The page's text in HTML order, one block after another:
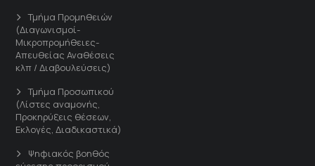
Τμήμα Προμηθειών
(Διαγωνισμοί-
Μικροπρομήθειες-
Απευθείας Αναθέσεις
κλπ / Διαβουλεύσεις)
Τμήμα Προσωπικού
(Λίστες αναμονής,
Προκηρύξεις θέσεων,
Εκλογές, Διαδικαστικά)
Ψηφιακός βοηθός